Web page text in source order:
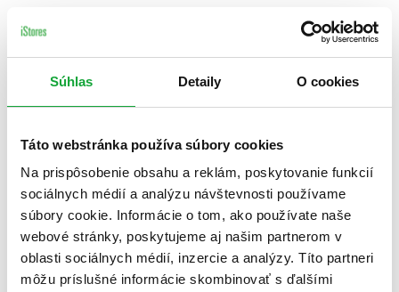
Súhlas Detaily O cookies
Táto webstránka používa súbory cookies
Na prispôsobenie obsahu a reklám, poskytovanie funkcií
sociálnych médií a analýzu návštevnosti používame
súbory cookie. Informácie o tom, ako používate naše
webové stránky, poskytujeme aj našim partnerom v
oblasti sociálnych médií, inzercie a analýzy. Títo partneri
môžu príslušné informácie skombinovať s ďalšími